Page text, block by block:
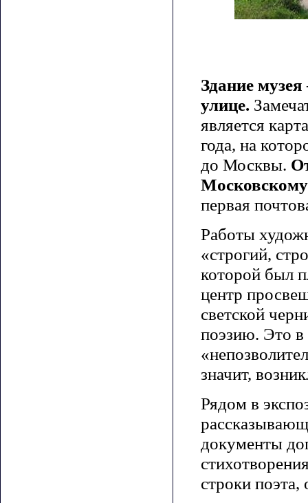
Здание
улице.
является
года, на
до Москвы.
Московскому
первая
Работы
«строгий,
которой был
центр
светской
поэзию. Это в
значит,
Рядом в
документы
строки